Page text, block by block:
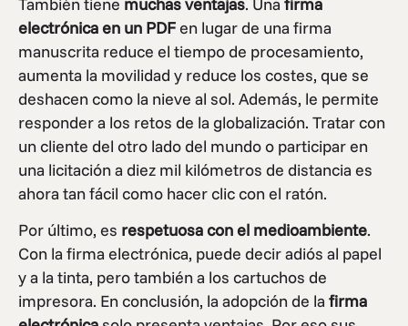
electrónica en un PDFen lugar de una firma
manuscrita reduce el tiempo de procesamiento,
aumenta la movilidad y reduce los costes, que se
deshacen como la nieve al sol. Además, le permite
responder a los retos de la globalización. Tratar con
un cliente del otro lado del mundo o participar en
una licitación a diez mil kilómetros de distancia es
ahora tan fácil como hacer clic con el ratón.
Por último, es respetuosa con el medioambiente.
Con la firma electrónica, puede decir adiós al papel
y a la tinta, pero también a los cartuchos de
impresora. En conclusión, la adopción de la firma